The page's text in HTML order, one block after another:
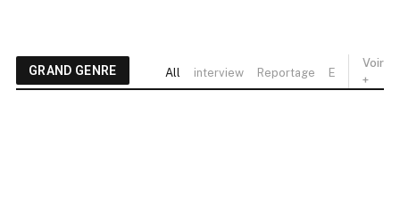
GRAND GENRE All interview Reportage Enquete
Voir
+